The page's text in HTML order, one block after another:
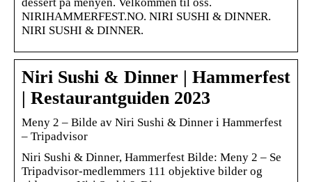
NIRIHAMMERFEST.NO. NIRI SUSHI & DINNER.
NIRI SUSHI & DINNER.
Niri Sushi & Dinner | Hammerfest
| Restaurantguiden 2023
Meny 2 – Bilde av Niri Sushi & Dinner i Hammerfest
– Tripadvisor
Niri Sushi & Dinner, Hammerfest Bilde: Meny 2 – Se
Tripadvisor-medlemmers 111 objektive bilder og